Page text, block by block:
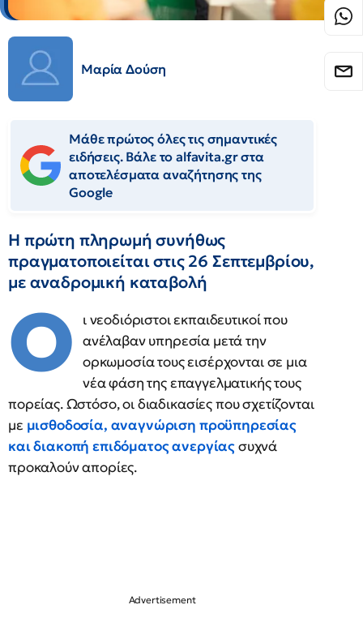
Μαρία Δούση
Μάθε πρώτος όλες τις σημαντικές
ειδήσεις. Βάλε το alfavita.gr στα
αποτελέσματα αναζήτησης της
Google
Η πρώτη πληρωμή συνήθως
πραγματοποιείται στις 26 Σεπτεμβρίου,
με αναδρομική καταβολή
Ο
ι νεοδιόριστοι εκπαιδευτικοί που
ανέλαβαν υπηρεσία μετά την
ορκωμοσία τους εισέρχονται σε μια
νέα φάση της επαγγελματικής τους
πορείας. Ωστόσο, οι διαδικασίες που σχετίζονται
με μισθοδοσία, αναγνώριση προϋπηρεσίας
και διακοπή επιδόματος ανεργίαςσυχνά
προκαλούν απορίες.